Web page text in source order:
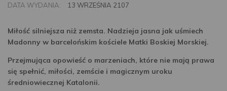
DATA WYDANIA:
13 WRZEŚNIA 2107
Miłość silniejsza niż zemsta. Nadzieja jasna jak uśmiech
Madonny w barcelońskim kościele Matki Boskiej Morskiej.
Przejmująca opowieść o marzeniach, które nie mają prawa
się spełnić, miłości, zemście i magicznym uroku
średniowiecznej Katalonii.